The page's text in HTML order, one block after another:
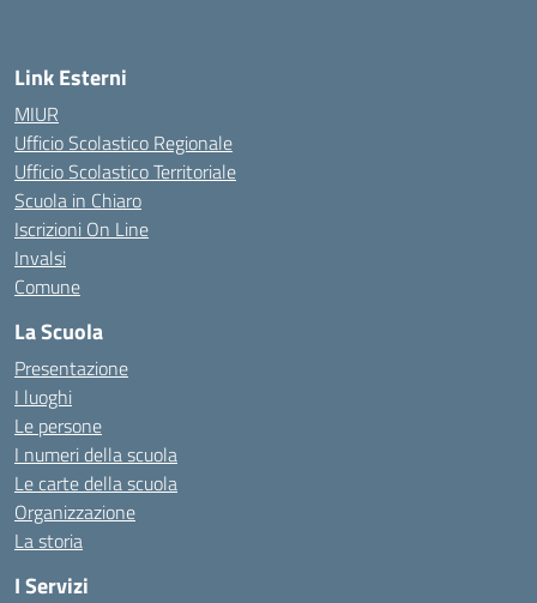
Link Esterni
MIUR
Ufficio Scolastico Regionale
Ufficio Scolastico Territoriale
Scuola in Chiaro
Iscrizioni On Line
Invalsi
Comune
La Scuola
Presentazione
I luoghi
Le persone
I numeri della scuola
Le carte della scuola
Organizzazione
La storia
I Servizi